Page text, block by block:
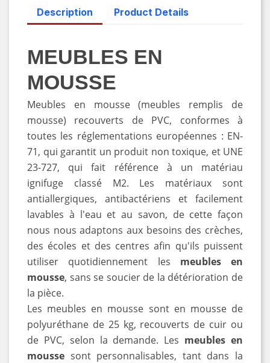
Description Product Details
MEUBLES EN
MOUSSE
Meubles en mousse (meubles remplis de
mousse) recouverts de PVC, conformes à
toutes les réglementations européennes : EN-
71, qui garantit un produit non toxique, et UNE
23-727, qui fait référence à un matériau
ignifuge classé M2. Les matériaux sont
antiallergiques, antibactériens et facilement
lavables à l'eau et au savon, de cette façon
nous nous adaptons aux besoins des crèches,
des écoles et des centres afin qu'ils puissent
utiliser quotidiennement les meubles en
mousse, sans se soucier de la détérioration de
la pièce.
Les meubles en mousse sont en mousse de
polyuréthane de 25 kg, recouverts de cuir ou
de PVC, selon la demande. Les meubles en
mousse sont personnalisables, tant dans la